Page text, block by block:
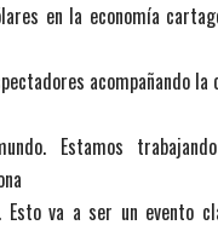
en la economía
acompañando la
Estamos
va a ser un evento